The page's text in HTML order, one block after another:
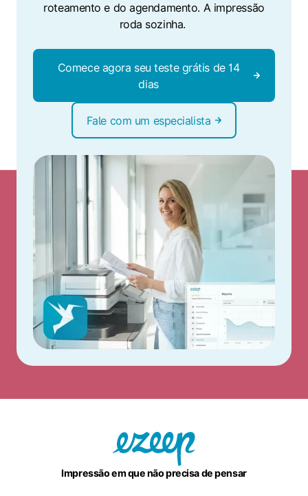
roteamento e do agendamento. A impressão
roda sozinha.
Comece agora seu teste grátis de 14
dias
Fale com um especialista
Impressão em que não precisa de pensar